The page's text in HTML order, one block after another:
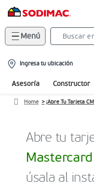
Menú
location-
icon
Ingresa tu ubicación
Asesoría Constructor
Home ¡Abre Tu Tarjeta
Abre tu
Mastercard
úsala al